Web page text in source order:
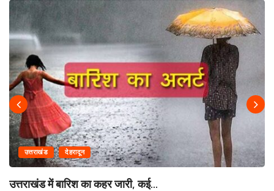
उत्तराखंड देहरादून
उत्तराखंड में बारिश का कहर जारी, कई...